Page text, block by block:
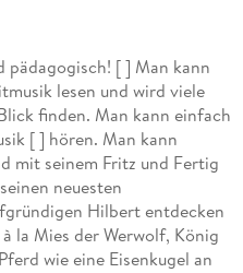
seit seinem zwölften
ging aber nicht als
wurde Kabarettist, Jazz-
Neben seinen zahlreichen
und den Ritter Rost
er für die
Besetzungen und
und Jazzkünstler. Felix
auf dem Lande bei Aachen.
pädagogisch! [ ] Man kann
lesen und wird viele
finden. Man kann einfach
[ ] hören. Man kann
mit seinem Fritz und Fertig
neuesten
Hilbert entdecken
la Mies der Werwolf, König
wie eine Eisenkugel an